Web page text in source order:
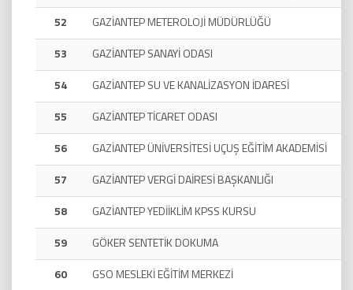
52
GAZİANTEP METEROLOJİ MÜDÜRLÜĞÜ
53
GAZİANTEP SANAYİ ODASI
54
GAZİANTEP SU VE KANALİZASYON İDARESİ
55
GAZİANTEP TİCARET ODASI
56
GAZİANTEP ÜNİVERSİTESİ UÇUŞ EĞİTİM AKADEMİSİ
57
GAZİANTEP VERGİ DAİRESİ BAŞKANLIĞI
58
GAZİANTEP YEDİİKLİM KPSS KURSU
59
GÖKER SENTETİK DOKUMA
60
GSO MESLEKİ EĞİTİM MERKEZİ